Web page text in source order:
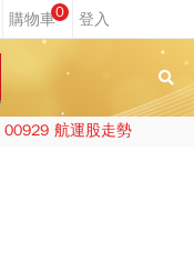
0
00929 航運股走勢